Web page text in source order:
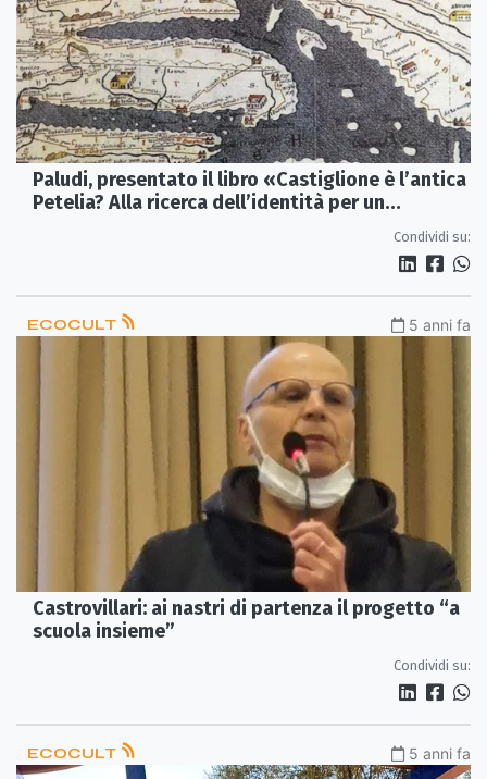
Paludi, presentato il libro «Castiglione è l’antica
Petelia? Alla ricerca dell’identità per un
Condividi su:
ECOCULT 5 anni fa
Castrovillari: ai nastri di partenza il progetto “a
scuola insieme”
Condividi su:
ECOCULT 5 anni fa